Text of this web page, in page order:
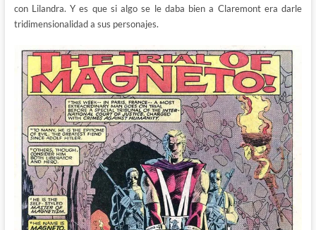
con Lilandra.Y es que si algo se le daba bien a Claremont era darle
tridimensionalidad a sus personajes.